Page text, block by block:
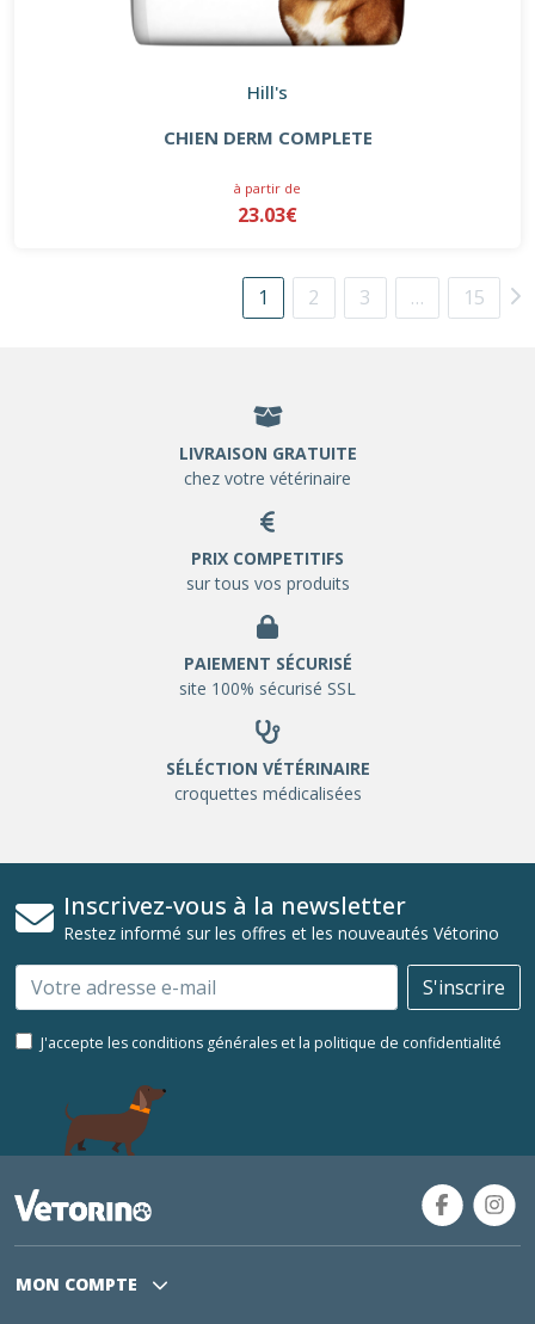
Hill's
CHIEN DERM COMPLETE
à partir de
23.03€
1 2 3 … 15
LIVRAISON GRATUITE
chez votre vétérinaire
PRIX COMPETITIFS
sur tous vos produits
PAIEMENT SÉCURISÉ
site 100% sécurisé SSL
SÉLÉCTION VÉTÉRINAIRE
croquettes médicalisées
Inscrivez-vous à la newsletter
Restez informé sur les offres et les nouveautés Vétorino
Email S'inscrire
J'accepte les conditions générales et la politique de confidentialité
MON COMPTE